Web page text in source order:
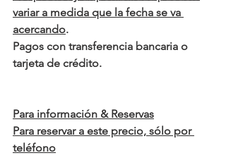
variar a medida que la fecha se va
acercando.
Pagos con transferencia bancaria o
tarjeta de crédito.
Para información & Reservas
Para reservar a este precio, sólo por
teléfono